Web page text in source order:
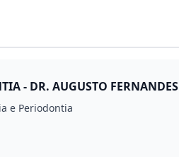
- DR. AUGUSTO FERNANDES
e Periodontia